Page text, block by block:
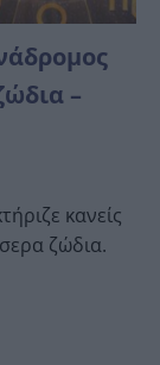
–
κανείς
ζώδια.